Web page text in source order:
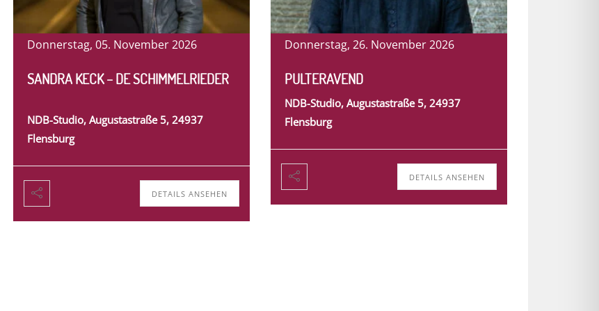
Donnerstag, 05. November 2026
SANDRA KECK – DE SCHIMMELRIEDER
NDB-Studio, Augustastraße 5, 24937
Flensburg
DETAILS ANSEHEN
Donnerstag, 26. November 2026
PULTERAVEND
NDB-Studio, Augustastraße 5, 24937
Flensburg
DETAILS ANSEHEN